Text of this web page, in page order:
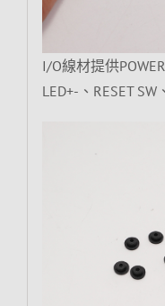
I/O線材提供
LED+-、RESET